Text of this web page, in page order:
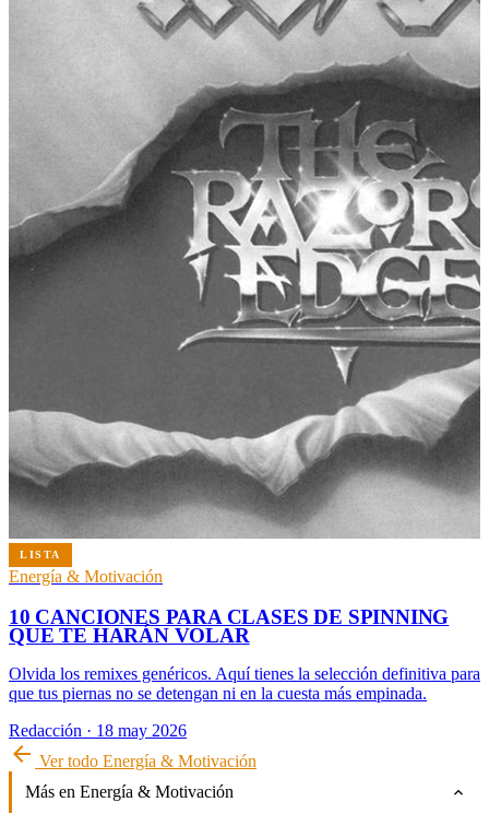
LISTA
Energía & Motivación
10 CANCIONES PARA CLASES DE SPINNING
QUE TE HARÁN VOLAR
Olvida los remixes genéricos. Aquí tienes la selección definitiva para
que tus piernas no se detengan ni en la cuesta más empinada.
Redacción · 18 may 2026
arrow_back Ver todo Energía & Motivación
Más en Energía & Motivación
expand_more